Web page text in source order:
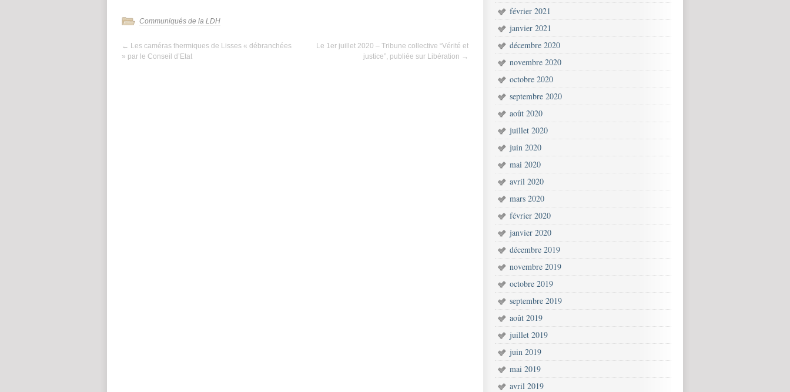
Communiqués de la LDH
← Les caméras thermiques de Lisses « débranchées
» par le Conseil d’Etat
Le 1er juillet 2020 – Tribune collective “Vérité et
justice”, publiée sur Libération →
février 2021
janvier 2021
décembre 2020
novembre 2020
octobre 2020
septembre 2020
août 2020
juillet 2020
juin 2020
mai 2020
avril 2020
mars 2020
février 2020
janvier 2020
décembre 2019
novembre 2019
octobre 2019
septembre 2019
août 2019
juillet 2019
juin 2019
mai 2019
avril 2019